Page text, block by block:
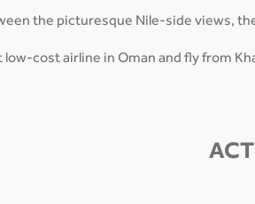
the picturesque Nile-side views,
low-cost airline in Oman and fly from